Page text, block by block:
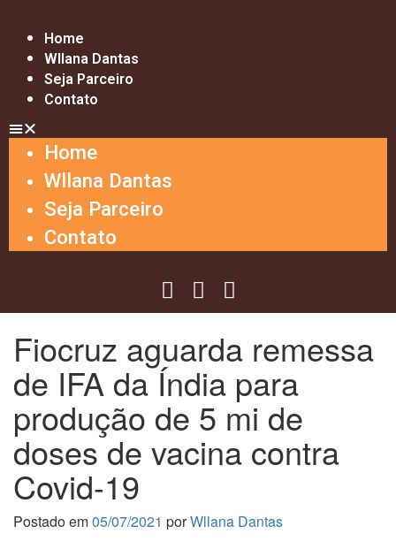
Home
Wllana Dantas
Seja Parceiro
Contato
Home
Wllana Dantas
Seja Parceiro
Contato
Fiocruz aguarda remessa
de IFA da Índia para
produção de 5 mi de
doses de vacina contra
Covid-19
Postado em05/07/2021 porWllana Dantas